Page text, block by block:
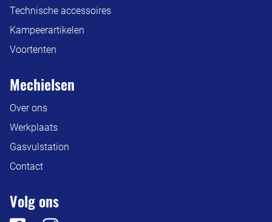
Technische accessoires
Kampeerartikelen
Voortenten
Mechielsen
Over ons
Werkplaats
Gasvulstation
Contact
Volg ons